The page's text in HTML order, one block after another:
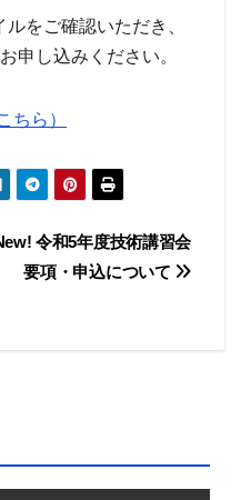
をご確認いただき、
申し込みください。
ちら）
令和5年度技術講習会
要項・申込について